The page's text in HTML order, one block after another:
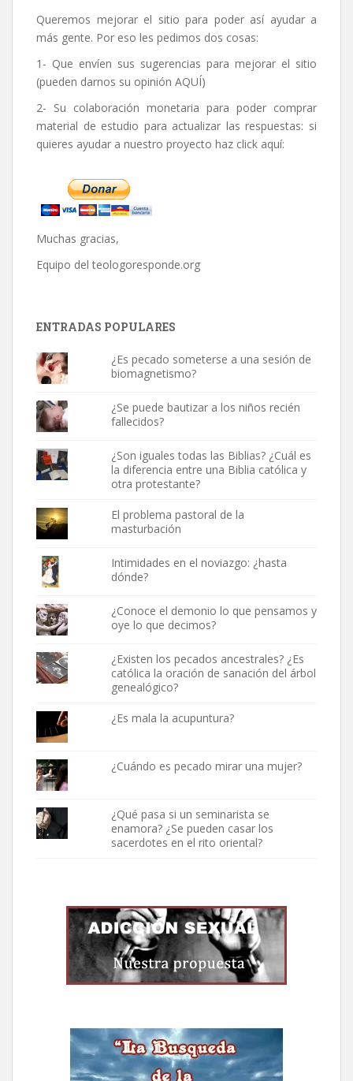
Queremos mejorar el sitio para poder así ayudar a
más gente. Por eso les pedimos dos cosas:
1- Que envíen sus sugerencias para mejorar el sitio
(pueden darnos su opinión AQUÍ)
2- Su colaboración monetaria para poder comprar
material de estudio para actualizar las respuestas: si
quieres ayudar a nuestro proyecto haz click aquí:
Muchas gracias,
Equipo del teologoresponde.org
ENTRADAS POPULARES
¿Es pecado someterse a una sesión de
biomagnetismo?
¿Se puede bautizar a los niños recién
fallecidos?
¿Son iguales todas las Biblias? ¿Cuál es
la diferencia entre una Biblia católica y
otra protestante?
El problema pastoral de la
masturbación
Intimidades en el noviazgo: ¿hasta
dónde?
¿Conoce el demonio lo que pensamos y
oye lo que decimos?
¿Existen los pecados ancestrales? ¿Es
católica la oración de sanación del árbol
genealógico?
¿Es mala la acupuntura?
¿Cuándo es pecado mirar una mujer?
¿Qué pasa si un seminarista se
enamora? ¿Se pueden casar los
sacerdotes en el rito oriental?